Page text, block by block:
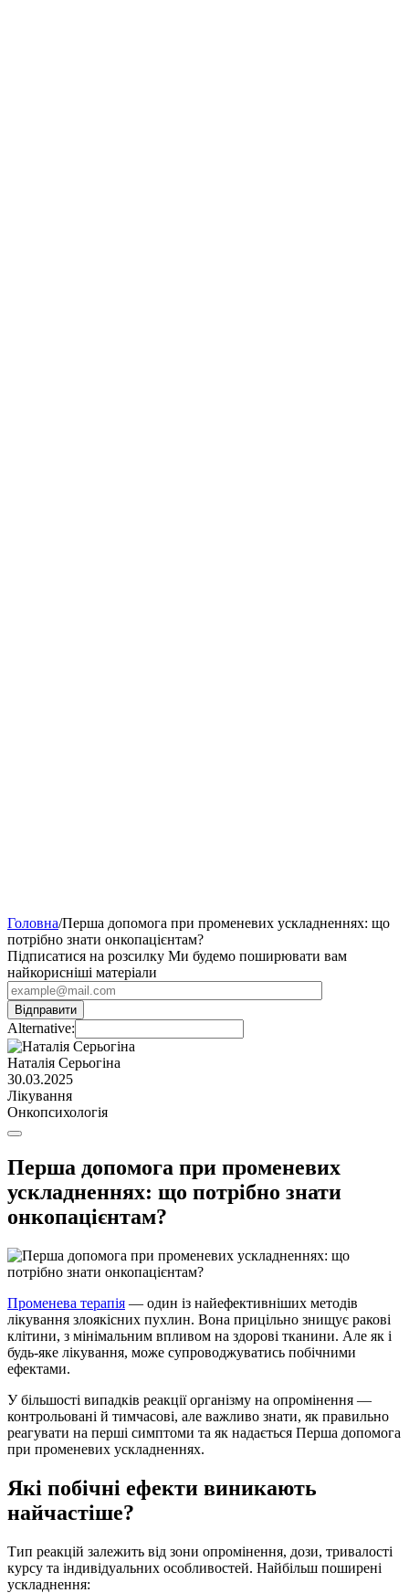
Головна/Перша допомога при променевих ускладненнях: що
потрібно знати онкопацієнтам?
Підписатися на розсилку Ми будемо поширювати вам
найкорисніші матеріали
Alternative:
Наталія Серьогіна
30.03.2025
Лікування
Онкопсихологія
Перша допомога при променевих
ускладненнях: що потрібно знати
онкопацієнтам?
Променева терапія — один із найефективніших методів
лікування злоякісних пухлин. Вона прицільно знищує ракові
клітини, з мінімальним впливом на здорові тканини. Але як і
будь-яке лікування, може супроводжуватись побічними
ефектами.
У більшості випадків реакції організму на опромінення —
контрольовані й тимчасові, але важливо знати, як правильно
реагувати на перші симптоми та як надається Перша допомога
при променевих ускладненнях.
Які побічні ефекти виникають
найчастіше?
Тип реакцій залежить від зони опромінення, дози, тривалості
курсу та індивідуальних особливостей. Найбільш поширені
ускладнення: